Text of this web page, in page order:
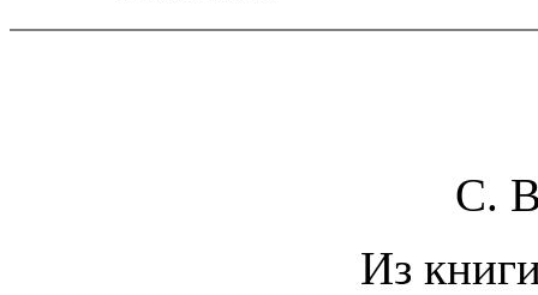
С.
Из